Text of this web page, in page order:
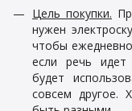
Цель покупки.
нужен
чтобы
если речь идет
будет
совсем другое.